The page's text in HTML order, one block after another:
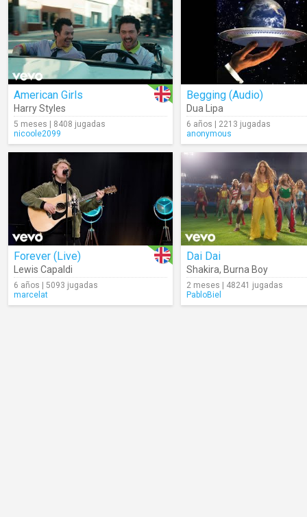
American Girls
Harry Styles
5 meses | 8408 jugadas
nicoole2099
Begging (Audio)
Dua Lipa
6 años | 2213 jugadas
anonymous
Forever (Live)
Lewis Capaldi
6 años | 5093 jugadas
marcelat
Dai Dai
Shakira, Burna Boy
2 meses | 48241 jugadas
PabloBiel